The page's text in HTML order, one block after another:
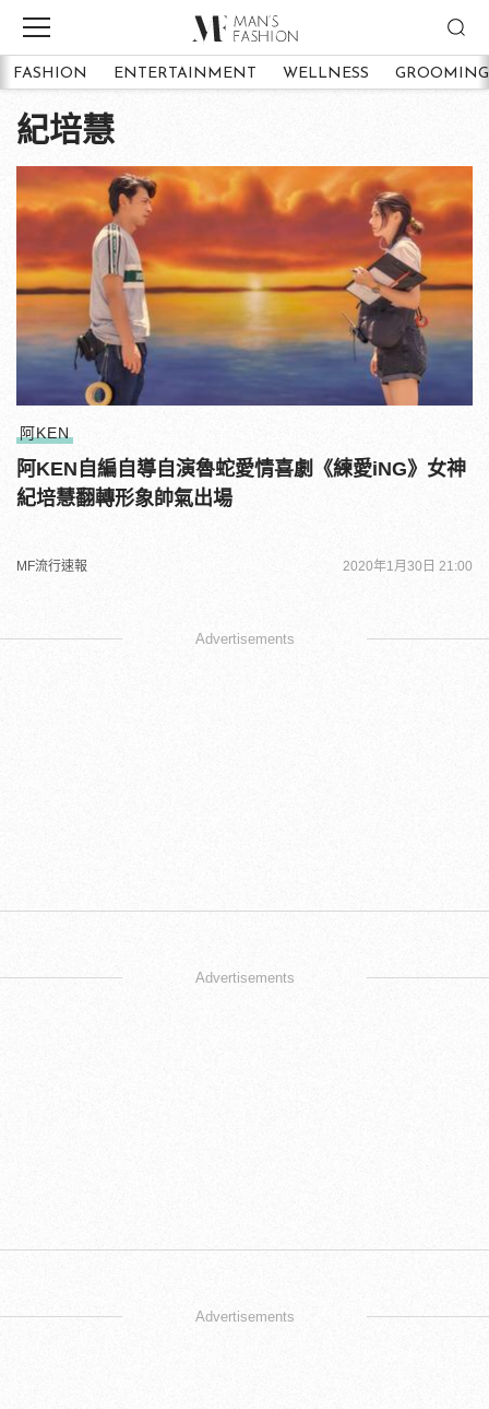
FASHION ENTERTAINMENT WELLNESS GROOMING
紀培慧
阿KEN
阿KEN自編自導自演魯蛇愛情喜劇《練愛iNG》女神
紀培慧翻轉形象帥氣出場
MF流行速報 2020年1月30日 21:00
Advertisements
Advertisements
Advertisements